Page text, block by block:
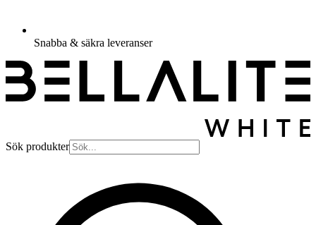
Snabba & säkra leveranser
Sök produkter